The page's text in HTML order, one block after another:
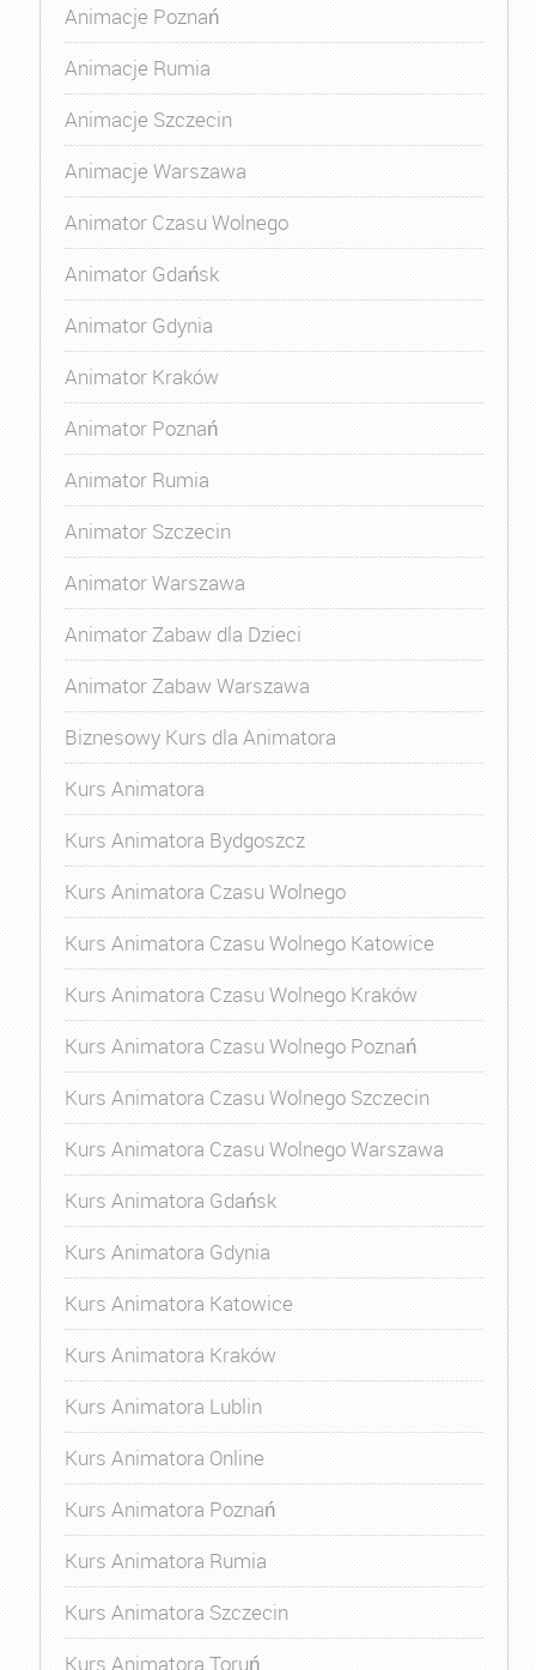
Animacje Poznań
Animacje Rumia
Animacje Szczecin
Animacje Warszawa
Animator Czasu Wolnego
Animator Gdańsk
Animator Gdynia
Animator Kraków
Animator Poznań
Animator Rumia
Animator Szczecin
Animator Warszawa
Animator Zabaw dla Dzieci
Animator Zabaw Warszawa
Biznesowy Kurs dla Animatora
Kurs Animatora
Kurs Animatora Bydgoszcz
Kurs Animatora Czasu Wolnego
Kurs Animatora Czasu Wolnego Katowice
Kurs Animatora Czasu Wolnego Kraków
Kurs Animatora Czasu Wolnego Poznań
Kurs Animatora Czasu Wolnego Szczecin
Kurs Animatora Czasu Wolnego Warszawa
Kurs Animatora Gdańsk
Kurs Animatora Gdynia
Kurs Animatora Katowice
Kurs Animatora Kraków
Kurs Animatora Lublin
Kurs Animatora Online
Kurs Animatora Poznań
Kurs Animatora Rumia
Kurs Animatora Szczecin
Kurs Animatora Toruń